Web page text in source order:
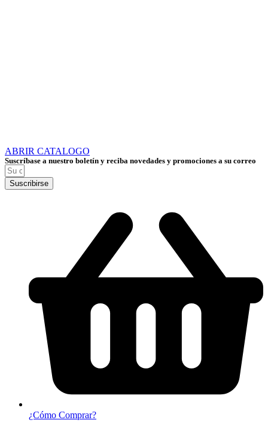
ABRIR CATALOGO
Suscríbase a nuestro boletín y reciba novedades y promociones a su correo
Suscribirse
¿Cómo Comprar?